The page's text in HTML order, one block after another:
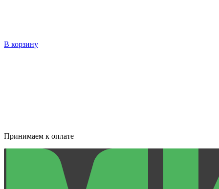
В корзину
Принимаем к оплате